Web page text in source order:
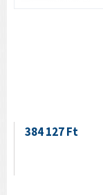
384 127 Ft